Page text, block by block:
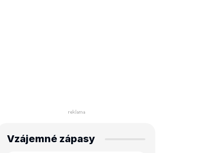
Vzájemné zápasy